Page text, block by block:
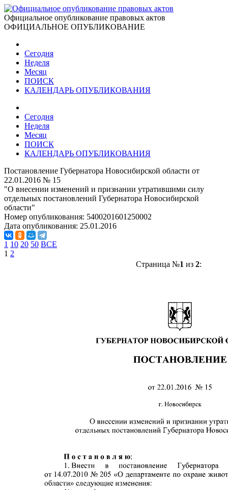
Официальное опубликование правовых актов
ОФИЦИАЛЬНОЕ ОПУБЛИКОВАНИЕ
Сегодня
Неделя
Месяц
ПОИСК
КАЛЕНДАРЬ ОПУБЛИКОВАНИЯ
Сегодня
Неделя
Месяц
ПОИСК
КАЛЕНДАРЬ ОПУБЛИКОВАНИЯ
Постановление Губернатора Новосибирской области от
22.01.2016 № 15
"О внесении изменений и признании утратившими силу
отдельных постановлений Губернатора Новосибирской
области"
Номер опубликования: 5400201601250002
Дата опубликования: 25.01.2016
1 10 20 50 ВСЕ
1 2
Страница №1 из 2: